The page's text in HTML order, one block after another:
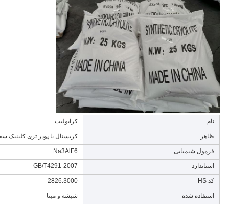
نام کرایولیت
ظاهر کریستال یا پودر تری کلینیک
فرمول شیمیایی Na3AlF6
استاندارد GB/T4291-2007
کد HS 2826.3000
استفاده شده شیشه و مینا